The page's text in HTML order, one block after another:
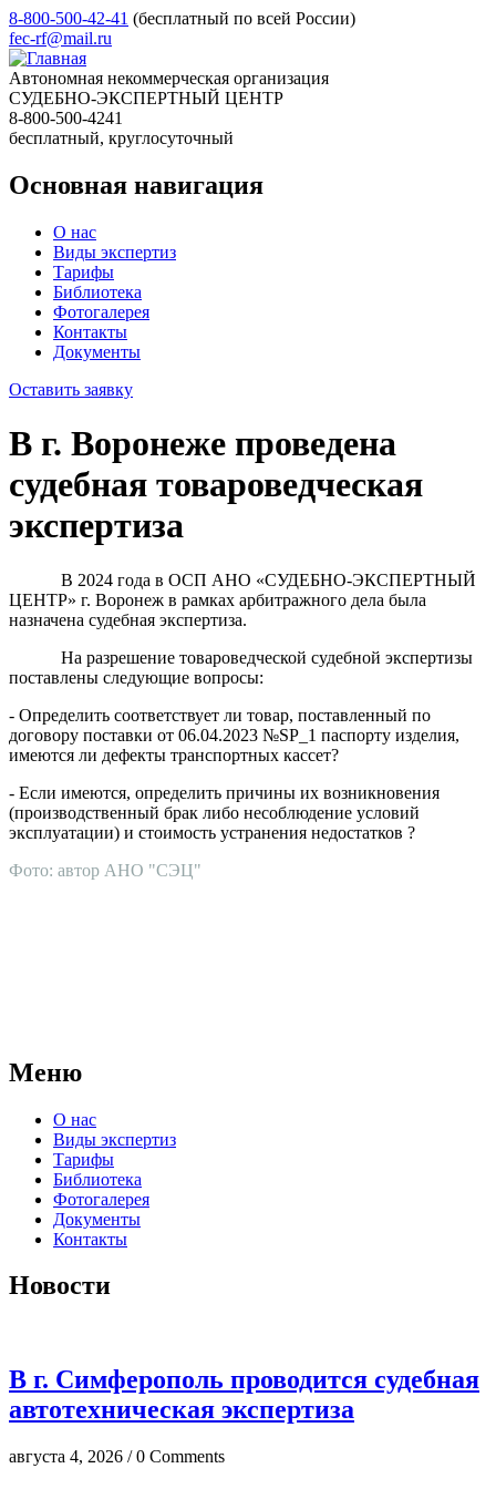
8-800-500-42-41 (бесплатный по всей России)
fec-rf@mail.ru
Автономная некоммерческая организация
СУДЕБНО-ЭКСПЕРТНЫЙ ЦЕНТР
8-800-500-4241
бесплатный, круглосуточный
Основная навигация
О нас
Виды экспертиз
Тарифы
Библиотека
Фотогалерея
Контакты
Документы
Оставить заявку
В г. Воронеже проведена
судебная товароведческая
экспертиза
В 2024 года в ОСП АНО «СУДЕБНО-ЭКСПЕРТНЫЙ
ЦЕНТР» г. Воронеж в рамках арбитражного дела была
назначена судебная экспертиза.
На разрешение товароведческой судебной экспертизы
поставлены следующие вопросы:
- Определить соответствует ли товар, поставленный по
договору поставки от 06.04.2023 №SP_1 паспорту изделия,
имеются ли дефекты транспортных кассет?
- Если имеются, определить причины их возникновения
(производственный брак либо несоблюдение условий
эксплуатации) и стоимость устранения недостатков ?
Фото: автор АНО "СЭЦ"
Меню
О нас
Виды экспертиз
Тарифы
Библиотека
Фотогалерея
Документы
Контакты
Новости
В г. Симферополь проводится судебная
автотехническая экспертиза
августа 4, 2026 / 0 Comments